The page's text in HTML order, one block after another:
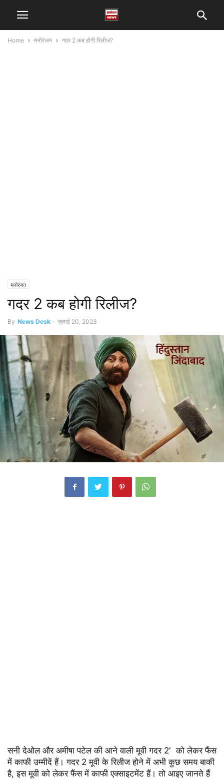
Home मनोरंजन गदर 2 कब होगी रिलीज?
मनोरंजन
गदर 2 कब होगी रिलीज?
By News Desk - जुलाई 20, 2023
सनी देओल और अमीषा पटेल की आने वाली मूवी गदर 2′ को लेकर फैंस
में काफी उम्मीदें हैं। गदर 2 मूवी के रिलीज होने में अभी कुछ समय बाकी
है, इस मूवी को लेकर फैंस में काफी एक्साइटमेंट हैं। तो आइए जानते हैं